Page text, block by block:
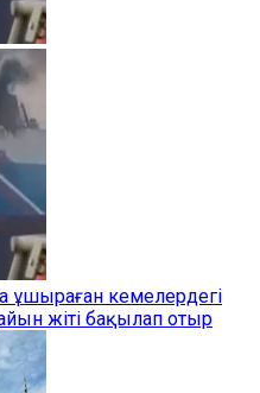
ұшыраған кемелердегі
жіті бақылап отыр